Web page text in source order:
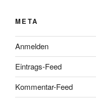
META
Anmelden
Eintrags-Feed
Kommentar-Feed